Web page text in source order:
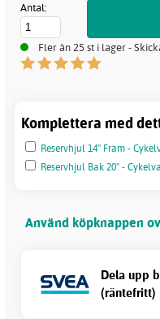
Antal:
Fler än 25 st i lager -
Komplettera med
Reservhjul 14'' Fram -
Reservhjul Bak 20'' -
Använd köpknappen
Dela upp
(räntefritt)